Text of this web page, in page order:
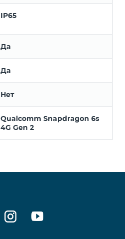
IP65
Да
Да
Нет
Qualcomm Snapdragon 6s
4G Gen 2